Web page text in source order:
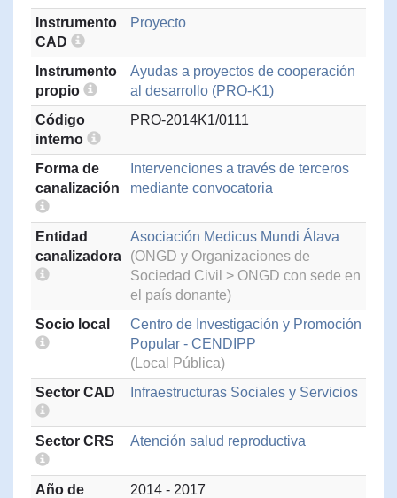
Instrumento
CAD
Proyecto
Instrumento
propio
Ayudas a proyectos de cooperación
al desarrollo (PRO-K1)
Código
interno
PRO-2014K1/0111
Forma de
canalización
Intervenciones a través de terceros
mediante convocatoria
Entidad
canalizadora
Asociación Medicus Mundi Álava
(ONGD y Organizaciones de
Sociedad Civil > ONGD con sede en
el país donante)
Socio local
Centro de Investigación y Promoción
Popular - CENDIPP
(Local Pública)
Sector CAD
Infraestructuras Sociales y Servicios
Sector CRS Atención salud reproductiva
Año de
2014 - 2017